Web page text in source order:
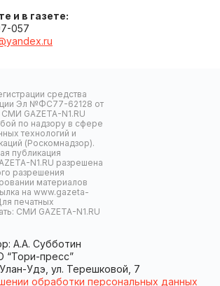
и в газете:
057
средства
Эл №ФС77-62128 от
GAZETA-N1.RU
по надзору в сфере
технологий и
(Роскомнадзор).
публикация
N1.RU разрешена
разрешения
материалов
на www.gazeta-
печатных
СМИ GAZETA-N1.RU
А.А. Субботин
“Тори-пресс”
Удэ, ул. Терешковой, 7
обработки персональных данных